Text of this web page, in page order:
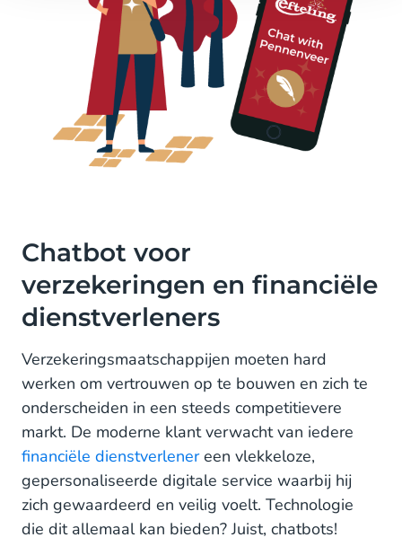
Chatbot voor
verzekeringen en financiële
dienstverleners
Verzekeringsmaatschappijen moeten hard
werken om vertrouwen op te bouwen en zich te
onderscheiden in een steeds competitievere
markt. De moderne klant verwacht van iedere
financiële dienstverlenereen vlekkeloze,
gepersonaliseerde digitale service waarbij hij
zich gewaardeerd en veilig voelt. Technologie
die dit allemaal kan bieden? Juist, chatbots!